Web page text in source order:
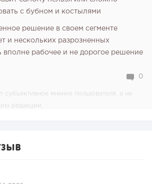
с бубном и костылями
решение в своем сегменте
и нескольких разрозненных
вполне рабочее и не дорогое решение
0
субъективное мнение пользователя, а не
редакции.